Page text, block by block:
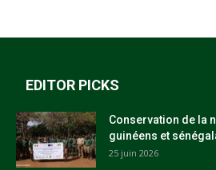
EDITOR PICKS
Conservation de la
guinéens et
25 juin 2026